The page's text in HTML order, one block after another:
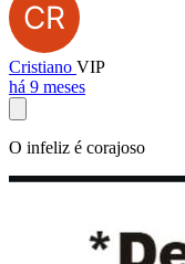
Cristiano VIP
há 9 meses
O infeliz é corajoso